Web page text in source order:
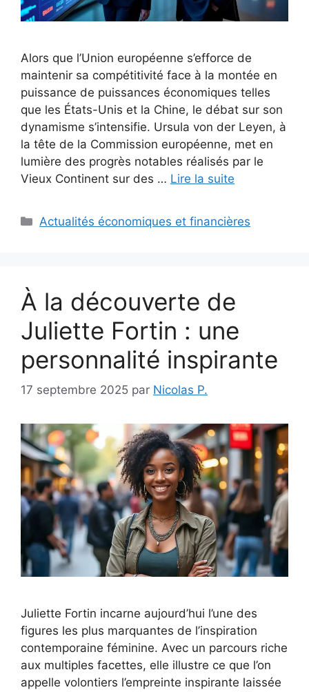
Alors que l’Union européenne s’efforce de
maintenir sa compétitivité face à la montée en
puissance de puissances économiques telles
que les États-Unis et la Chine, le débat sur son
dynamisme s’intensifie. Ursula von der Leyen, à
la tête de la Commission européenne, met en
lumière des progrès notables réalisés par le
Vieux Continent sur des … Lire la suite
Catégories
Actualités économiques et financières
À la découverte de
Juliette Fortin : une
personnalité inspirante
17 septembre 2025 par Nicolas P.
Juliette Fortin incarne aujourd’hui l’une des
figures les plus marquantes de l’inspiration
contemporaine féminine. Avec un parcours riche
aux multiples facettes, elle illustre ce que l’on
appelle volontiers l’empreinte inspirante laissée